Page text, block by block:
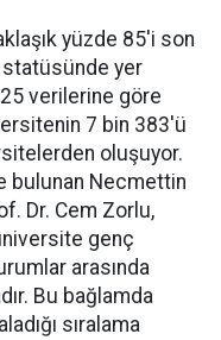
yüzde 85'i son
statüsünde yer
verilerine göre
7 bin 383'ü
oluşuyor.
bulunan Necmettin
Dr. Cem Zorlu,
genç
arasında
Bu bağlamda
sıralama